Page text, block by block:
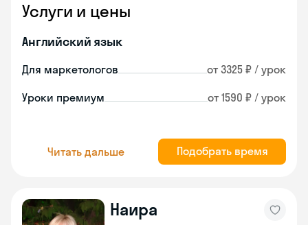
Услуги и цены
Английский язык
Для маркетологов от 3325 ₽ / урок
Уроки премиум от 1590 ₽ / урок
Читать дальше Подобрать время
Наира